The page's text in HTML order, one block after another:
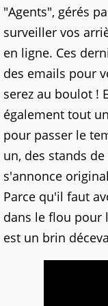
"Agents", gérés
surveiller vos
en ligne. Ces
des emails pour
serez au boulot !
également tout
pour passer le
un, des stands
s'annonce
Parce qu'il faut
dans le flou pour
est un brin